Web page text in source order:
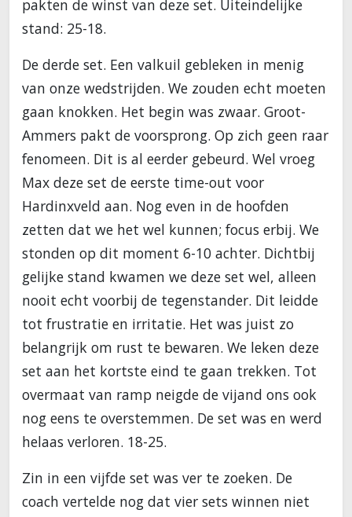
pakten de winst van deze set. Uiteindelijke
stand: 25-18.
De derde set. Een valkuil gebleken in menig
van onze wedstrijden. We zouden echt moeten
gaan knokken. Het begin was zwaar. Groot-
Ammers pakt de voorsprong. Op zich geen raar
fenomeen. Dit is al eerder gebeurd. Wel vroeg
Max deze set de eerste time-out voor
Hardinxveld aan. Nog even in de hoofden
zetten dat we het wel kunnen; focus erbij. We
stonden op dit moment 6-10 achter. Dichtbij
gelijke stand kwamen we deze set wel, alleen
nooit echt voorbij de tegenstander. Dit leidde
tot frustratie en irritatie. Het was juist zo
belangrijk om rust te bewaren. We leken deze
set aan het kortste eind te gaan trekken. Tot
overmaat van ramp neigde de vijand ons ook
nog eens te overstemmen. De set was en werd
helaas verloren. 18-25.
Zin in een vijfde set was ver te zoeken. De
coach vertelde nog dat vier sets winnen niet